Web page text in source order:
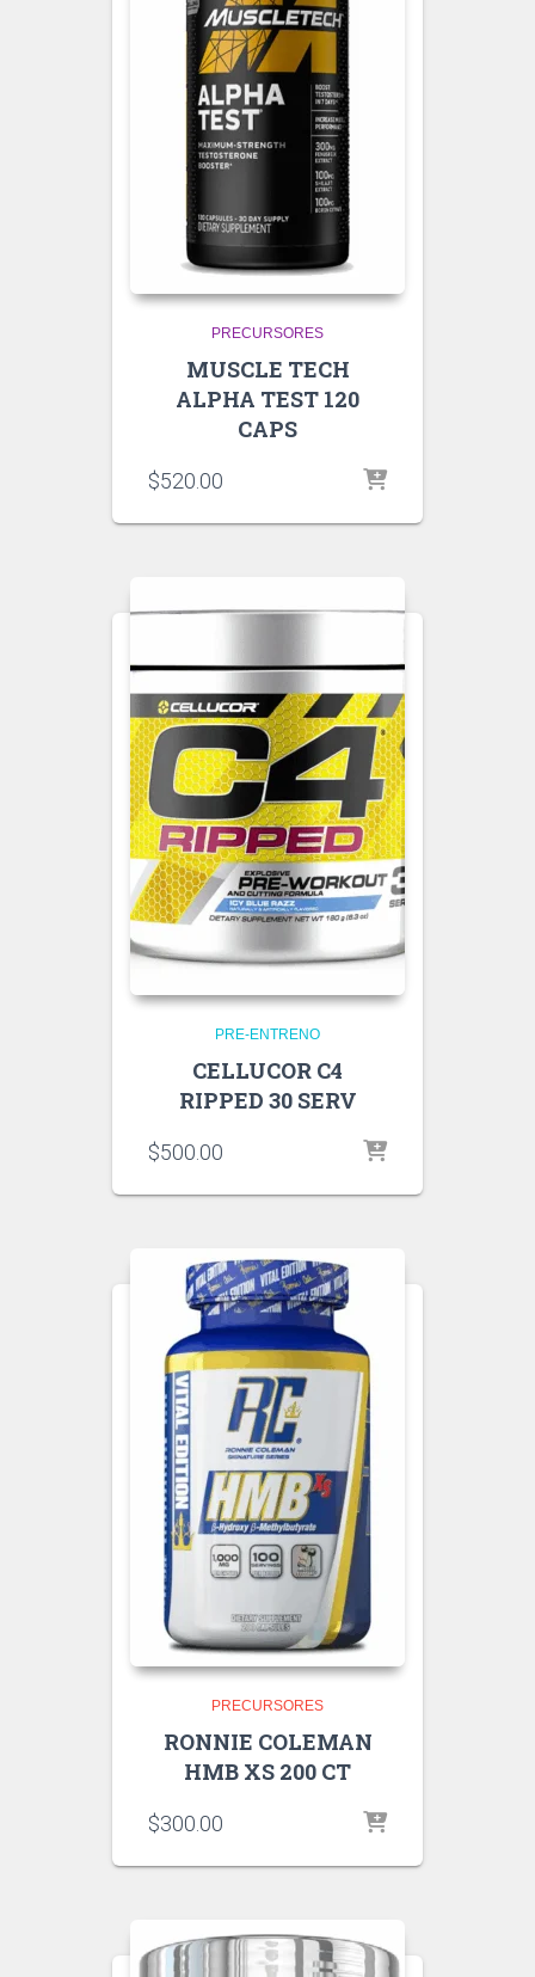
PRECURSORES
MUSCLE TECH
ALPHA TEST 120
CAPS
$520.00
PRE-ENTRENO
CELLUCOR C4
RIPPED 30 SERV
$500.00
PRECURSORES
RONNIE COLEMAN
HMB XS 200 CT
$300.00